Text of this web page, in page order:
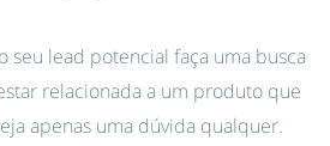
seu lead potencial faça uma busca
relacionada a um produto que
apenas uma dúvida qualquer.